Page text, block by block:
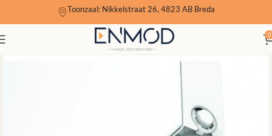
Toonzaal: Nikkelstraat 26, 4823 AB Breda
0